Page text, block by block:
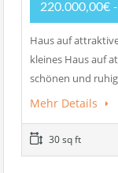
220.000,00€
Haus auf
kleines Haus auf
schönen und
Mehr Details
30 sq ft